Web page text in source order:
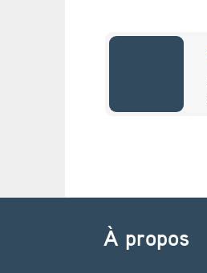
u
i
d
e
l
Navigation de l’article
À propos